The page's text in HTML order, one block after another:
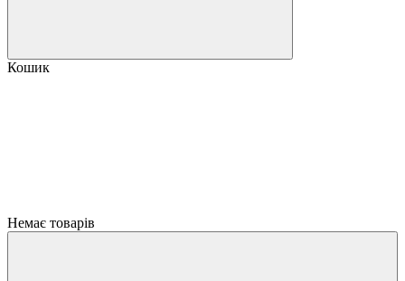
Кошик
Немає товарів